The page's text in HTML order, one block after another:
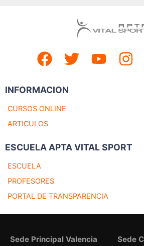
INFORMACION
CURSOS ONLINE
ARTICULOS
ESCUELA APTA VITAL SPORT
ESCUELA
PROFESORES
PORTAL DE TRANSPARENCIA
Sede Principal Valencia Sede